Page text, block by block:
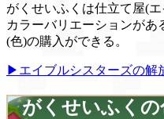
がくせいふくは仕立て屋(
カラーバリエーションがあ
(色)の購入ができる。
▶エイブルシスターズの解
がくせいふく